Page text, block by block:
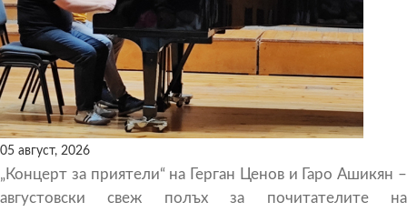
05 август, 2026
„Концерт за приятели“ на Герган Ценов и Гаро Ашикян –
августовски свеж полъх за почитателите на